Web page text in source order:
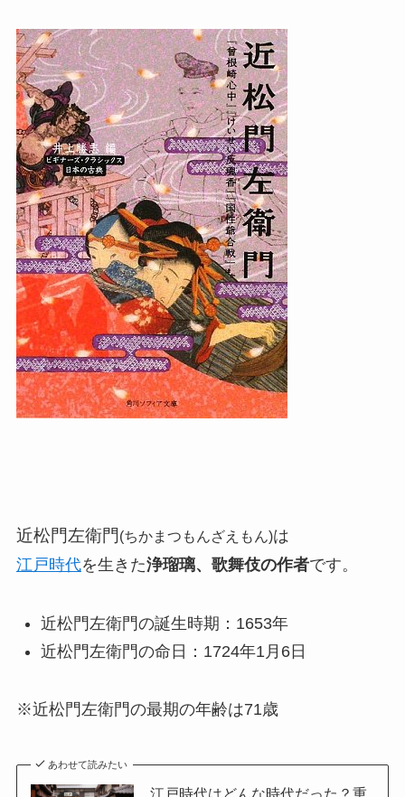
近松門左衛門 (ちかまつもんざえもん)は
江戸時代を生きた浄瑠璃、歌舞伎の作者です。
近松門左衛門の誕生時期：1653年
近松門左衛門の命日：1724年1月6日
※近松門左衛門の最期の年齢は71歳
あわせて読みたい
江戸時代はどんな時代だった？重